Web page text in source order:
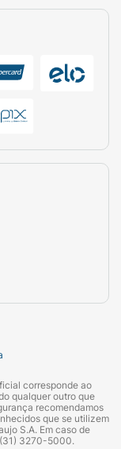
corresponde ao
qualquer outro que
recomendamos
que se utilizem
S.A. Em caso de
3270-5000.